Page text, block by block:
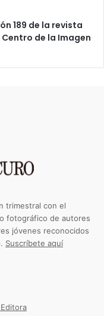
189 de la revista
de la Imagen
trimestral con el
fotográfico de autores
jóvenes reconocidos
Suscríbete aquí